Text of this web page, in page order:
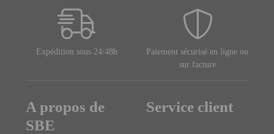
Expédition sous 24/48h
Paiement sécurisé en ligne ou
sur facture
A propos de
SBE
Service client